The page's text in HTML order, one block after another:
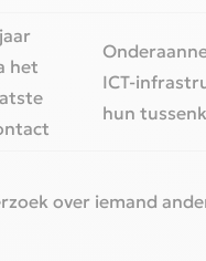
het
ICT-
hun
over iemand